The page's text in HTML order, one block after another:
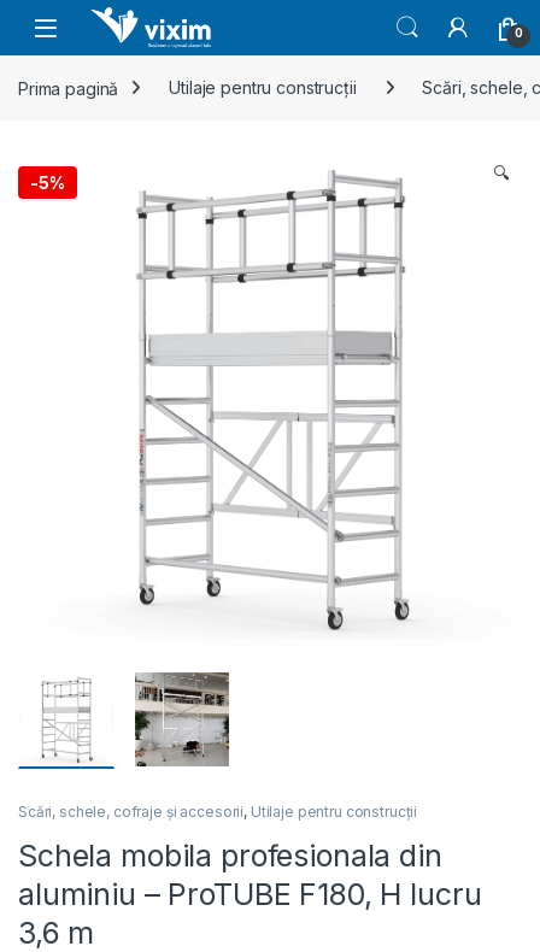
Skip to navigation
Skip to content
0
Prima pagină Utilaje pentru construcții Scări, schele,
-5% 🔍
Scări, schele, cofraje și accesorii, Utilaje pentru construcții
Schela mobila profesionala din
aluminiu – ProTUBE F180, H lucru
3,6 m